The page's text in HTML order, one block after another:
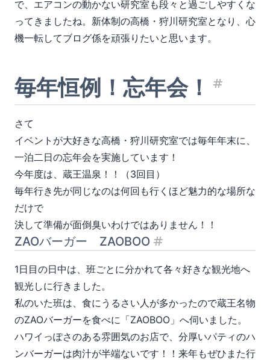
で、エアコンの動かない研究室も段々と過ごしやすくな
ってきましたね。新体制の高橋・狩川研究室となり、心
機一転してブログ係を頑張りたいと思います。
毎年恒例！忘年会！
見出
さて
イベントが大好きな高橋・狩川研究室では毎年年末に、
一泊二日の忘年会を実施しています！
今年度は、蔵王温泉！！（3回目）
毎年行き先が同じなのは何回も行くほど魅力的な場所な
だけで
決して準備が面倒臭いわけではありません！！
ZAOバーガー ZAOBOO
1日目の日中は、班ごとに分かれて各々好きな観光地へ
観光しに行きました。
私のいた班は、食にうるさい人が多かったので蔵王名物
のZAOバーガーを食べに「ZAOBOO」へ伺いました。
ハワイっぽさのある雰囲気のお店で、分厚いパティのハ
ンバーガーは肉汁が半端ないです！！来年もぜひまた行